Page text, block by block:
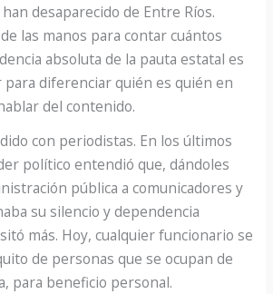
desaparecido de Entre Ríos.
las manos para contar cuántos
absoluta de la pauta estatal es
diferenciar quién es quién en
del contenido.
con periodistas. En los últimos
político entendió que, dándoles
pública a comunicadores y
su silencio y dependencia
más. Hoy, cualquier funcionario se
de personas que se ocupan de
para beneficio personal.